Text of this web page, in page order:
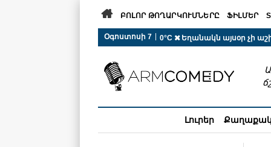
 ԲՈԼՈՐ ԹՈՂԱՐԿՈՒՄՆԵՐԸ ՖԻԼՄԵՐ
Օգոստոսի 7 |
 r-auto /  r-auto /  r-au
0°C  Եղանակն այսօր չի
Լուրեր